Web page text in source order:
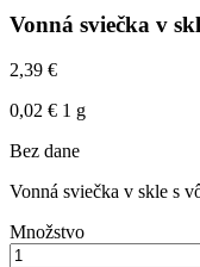
Vonná sviečka v
2,39 €
0,02 € 1 g
Bez dane
Vonná sviečka v skle s
Množstvo